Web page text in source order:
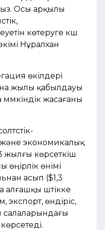
Осы арқылы
көтеруге күш
Нұралхан
өкілдері
жылы қабылдауы
жасағаны
экономикалық
жылғы көрсеткіш
өнімі
асып ($1,3
үштікке
экспорт, өндіріс,